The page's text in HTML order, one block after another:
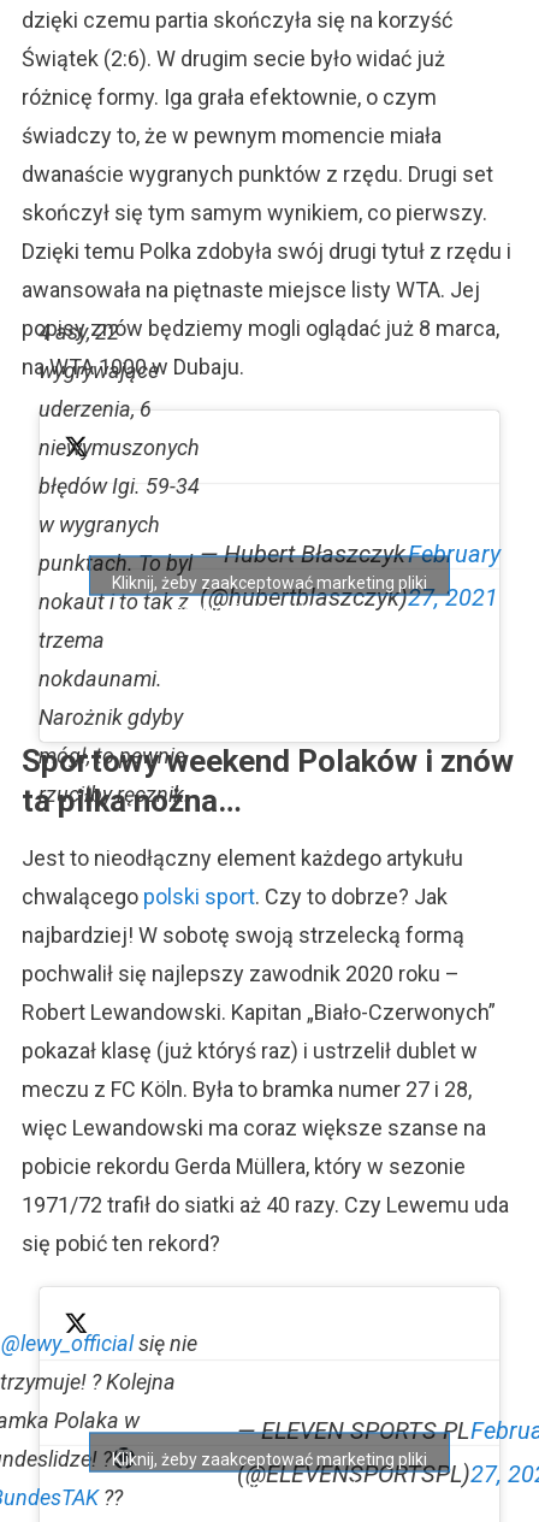
dzięki czemu partia skończyła się na korzyść
Świątek (2:6). W drugim secie było widać już
różnicę formy. Iga grała efektownie, o czym
świadczy to, że w pewnym momencie miała
dwanaście wygranych punktów z rzędu. Drugi set
skończył się tym samym wynikiem, co pierwszy.
Dzięki temu Polka zdobyła swój drugi tytuł z rzędu i
awansowała na piętnaste miejsce listy WTA. Jej
popisy znów będziemy mogli oglądać już 8 marca,
na WTA 1000 w Dubaju.
4 asy, 22
wygrywające
uderzenia, 6
niewymuszonych
błędów Igi. 59-34
w wygranych
punktach. To byl
nokaut i to tak z
trzema
nokdaunami.
Narożnik gdyby
mógł, to pewnie
rzuciłby ręcznik.
— Hubert Błaszczyk
(@hubertblaszczyk)
February
27, 2021
Kliknij, żeby zaakceptować marketing pliki
cookies i włączyć tę treść
Sportowy weekend Polaków i znów
ta piłka nożna…
Jest to nieodłączny element każdego artykułu
chwalącego polski sport. Czy to dobrze? Jak
najbardziej! W sobotę swoją strzelecką formą
pochwalił się najlepszy zawodnik 2020 roku –
Robert Lewandowski. Kapitan „Biało-Czerwonych”
pokazał klasę (już któryś raz) i ustrzelił dublet w
meczu z FC Köln. Była to bramka numer 27 i 28,
więc Lewandowski ma coraz większe szanse na
pobicie rekordu Gerda Müllera, który w sezonie
1971/72 trafił do siatki aż 40 razy. Czy Lewemu uda
się pobić ten rekord?
@lewy_officialsię nie
? Kolejna
Polaka w
?
??
— ELEVEN SPORTS PL
(@ELEVENSPORTSPL)27,
Kliknij, żeby zaakceptować marketing pliki
cookies i włączyć tę treść